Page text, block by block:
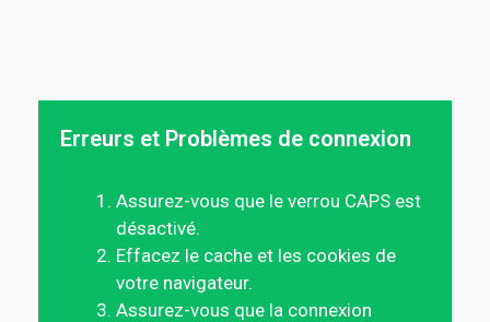
Erreurs et Problèmes de connexion
Assurez-vous que le verrou CAPS est
désactivé.
Effacez le cache et les cookies de
votre navigateur.
Assurez-vous que la connexion